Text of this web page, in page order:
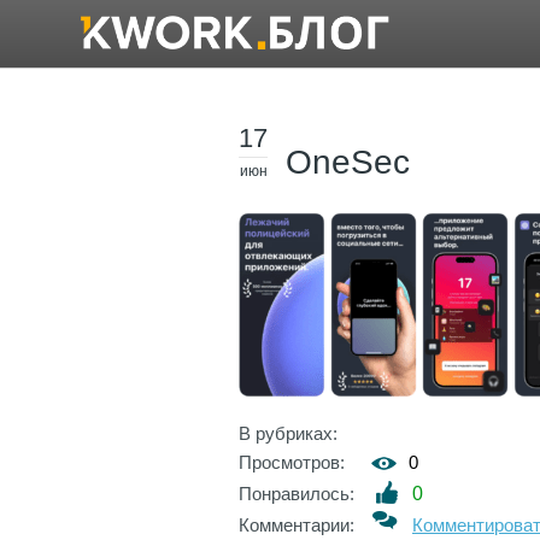
17
июн OneSec
В рубриках:
Просмотров:
0
Понравилось:
0
Комментарии: